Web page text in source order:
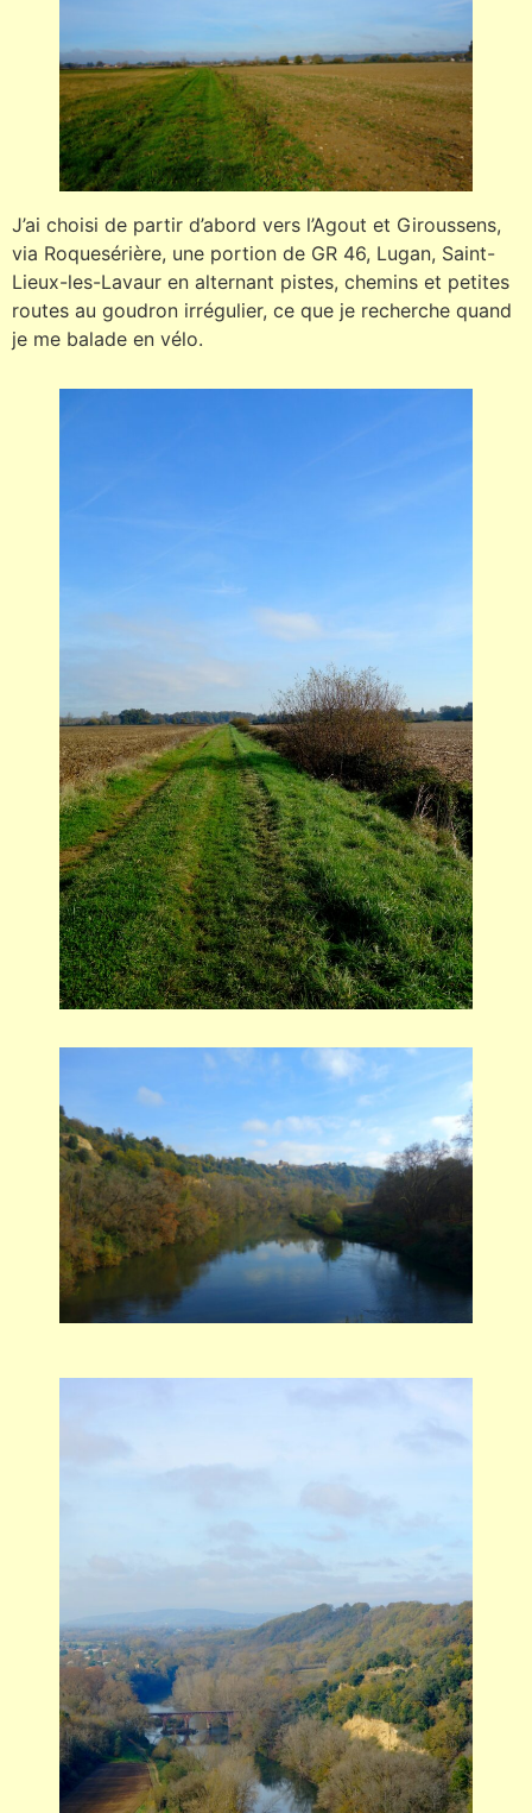
J’ai choisi de partir d’abord vers l’Agout et Giroussens,
via Roquesérière, une portion de GR 46, Lugan, Saint-
Lieux-les-Lavaur en alternant pistes, chemins et petites
routes au goudron irrégulier, ce que je recherche quand
je me balade en vélo.